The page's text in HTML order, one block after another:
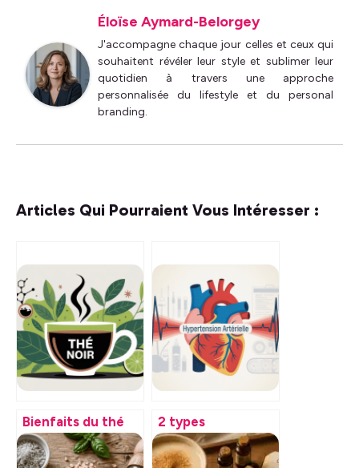
Éloïse Aymard-Belorgey
J'accompagne chaque jour celles et ceux qui
souhaitent révéler leur style et sublimer leur
quotidien à travers une approche
personnalisée du lifestyle et du personal
branding.
Articles Qui Pourraient Vous Intéresser :
Bienfaits du thé
noir : impacts réels
sur votre santé au
2 types
d’hypertension
artérielle : bien les